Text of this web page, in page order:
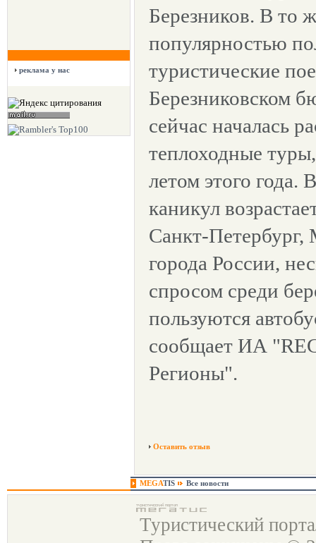
реклама у нас
Березников. В то
популярностью
туристические
Березниковском
сейчас началась
теплоходные
летом этого
каникул
Санкт-Петербург,
города России,
спросом среди
пользуются
сообщает ИА
Регионы".
Оставить отзыв
MEGATIS Все новости
Туристический